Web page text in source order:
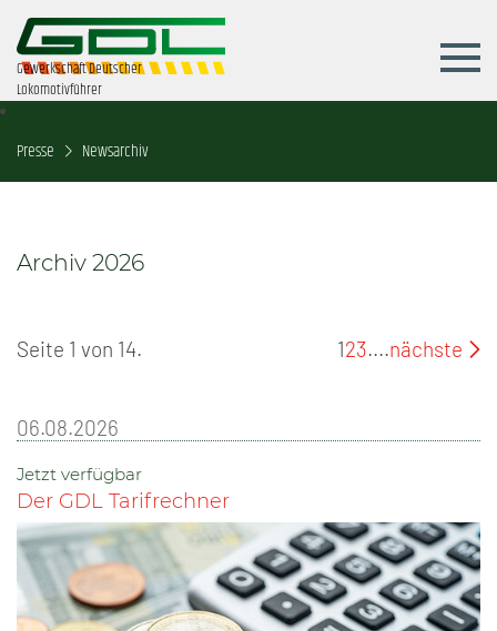
Gewerkschaft Deutscher
Lokomotivführer
Presse Newsarchiv
Archiv 2026
Seite 1 von 14. 123....nächste
06.08.2026
Jetzt verfügbar
Der GDL Tarifrechner